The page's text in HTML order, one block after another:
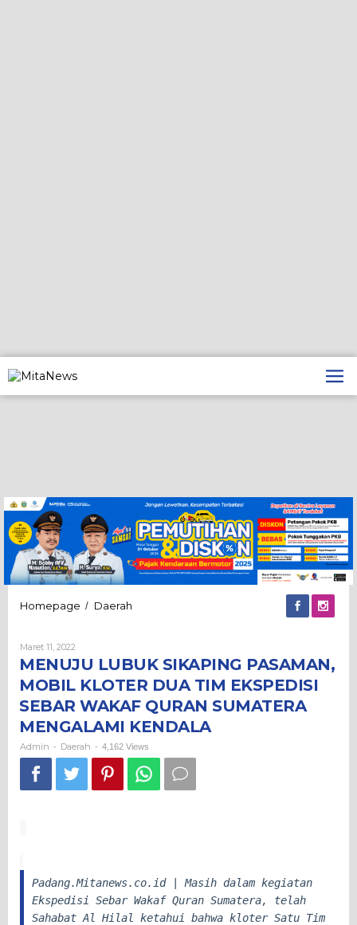
ke
konten
Homepage / Daerah
MOBIL
DUA
TIM
EKSPEDISI
SEBAR
WAKAF
QURAN
SUMATERA
MENGALAMI
Maret 11, 2022
MENUJU LUBUK SIKAPING PASAMAN,
MOBIL KLOTER DUA TIM EKSPEDISI
SEBAR WAKAF QURAN SUMATERA
MENGALAMI KENDALA
Admin - Daerah - 4,162 Views
Padang.Mitanews.co.id | Masih dalam kegiatan
Ekspedisi Sebar Wakaf Quran Sumatera, telah
Sahabat Al Hilal ketahui bahwa kloter Satu Tim